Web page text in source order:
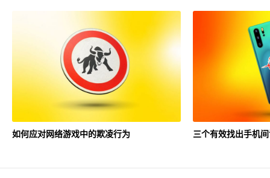
如何应对网络游戏中的欺凌行为 三个有效找出手机